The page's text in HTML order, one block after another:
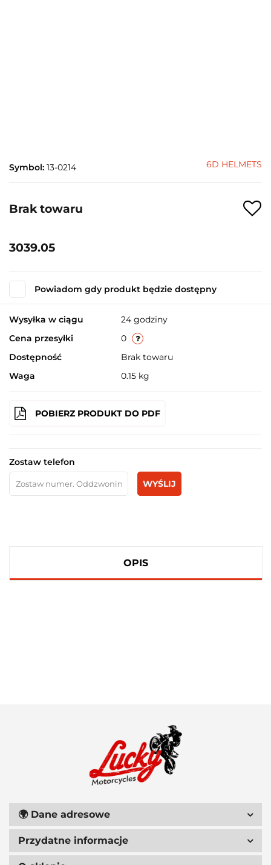
Symbol: 13-0214 6D HELMETS
Brak towaru
3039.05
Powiadom gdy produkt będzie dostępny
Wysyłka w ciągu
24 godziny
Cena przesyłki
0
Dostępność
Brak towaru
Waga
0.15 kg
POBIERZ PRODUKT DO PDF
Zostaw telefon
WYŚLIJ
OPIS
🌍 Dane adresowe
Przydatne informacje